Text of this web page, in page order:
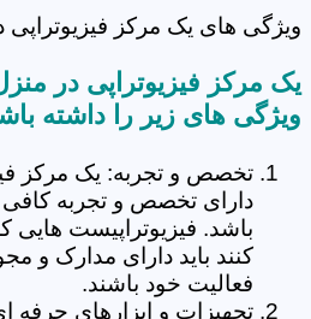
ویژگی های یک مرکز
یک مرکز فیزیوتراپی در
ویژگی های زیر را داشته
تخصص و تجربه: یک مرکز
دارای تخصص و تجربه کافی
باشد. فیزیوتراپیست هایی
کنند باید دارای مدارک و
فعالیت خود باشند.
تجهیزات و ابزارهای حرفه